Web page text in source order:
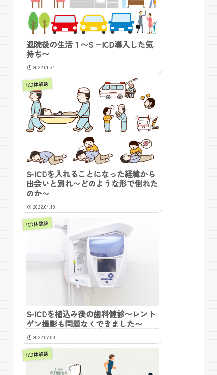
退院後の生活１〜S −ICD導入した気
持ち〜
2022.01.31
ICD体験談
S-ICDを入れることになった経緯から
出会いと別れ〜どのような形で倒れた
のか〜
2022.04.10
ICD体験談
S-ICDを植込み後の歯科健診〜レント
ゲン撮影も問題なくできました〜
2022.07.03
ICD体験談